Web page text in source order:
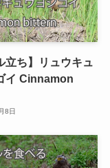
立ち】リュウキュ
イ Cinnamon
8日